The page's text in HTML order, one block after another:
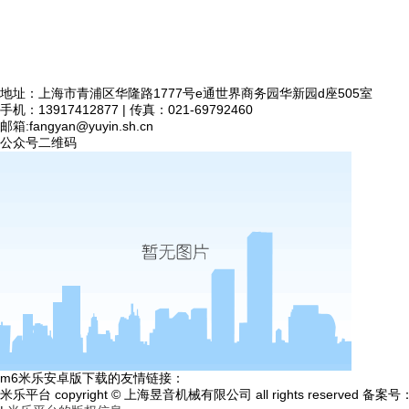
地址：上海市青浦区华隆路1777号e通世界商务园华新园d座505室
手机：13917412877 | 传真：021-69792460
邮箱:fangyan@yuyin.sh.cn
公众号二维码
m6米乐安卓版下载的友情链接：
米乐平台 copyright © 上海昱音机械有限公司 all rights reserved 备案号